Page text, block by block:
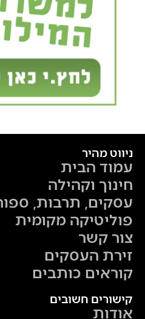
ניווט מהיר
עמוד הבית
חינוך וקהילה
עסקים, תרבות,
פוליטיקה מקומית
צור קשר
זירת העסקים
קוראים כותבים
קישורים חשובים
אודות